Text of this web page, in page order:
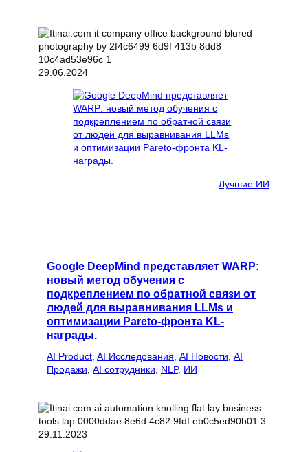
29.06.2024
Лучшие ИИ
Google DeepMind представляет WARP:
новый метод обучения с
подкреплением по обратной связи от
людей для выравнивания LLMs и
оптимизации Pareto-фронта KL-
награды.
AI Product AI Исследования AI Новости AI
Продажи AI сотрудники NLP, ИИ
29.11.2023